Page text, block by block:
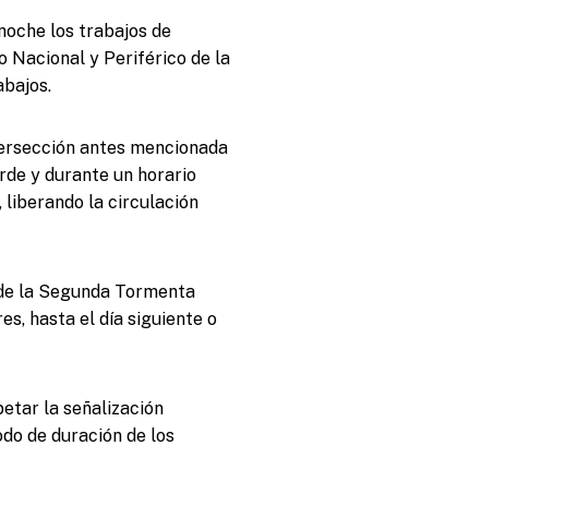
los trabajos de
Nacional y Periférico de la
antes mencionada
y durante un horario
liberando la circulación
la Segunda Tormenta
hasta el día siguiente o
la señalización
de duración de los